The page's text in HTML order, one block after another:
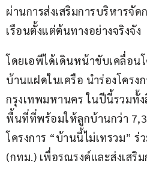
ผ่านการส่งเสริมการบริหารจั
เรือนตั้งแต่ต้นทางอย่างจริงจัง
โดยเอพีได้เดินหน้าขับเคลื่อน
บ้านแฝดในเครือ นำร่องโครง
กรุงเทพมหานคร ในปีนี้รวมทั้ง
พื้นที่ที่พร้อมให้ลูกบ้านกว่า
โครงการ “บ้านนี้ไม่เทรวม”
(กทม.) เพื่อรณรงค์และส่งเสริ